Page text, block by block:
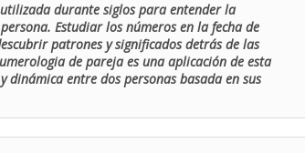
durante siglos para entender la
Estudiar los números en la fecha de
patrones y significados detrás de las
de pareja es una aplicación de esta
entre dos personas basada en sus